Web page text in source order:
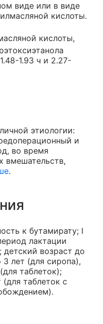
виде или в виде
кислоты.
кислоты,
1.93 ч и 2.27-
этиологии:
и
во время
вмешательств,
.
к бутамирату; I
лактации
детский возраст до
лет (для сиропа),
таблеток);
таблеток с